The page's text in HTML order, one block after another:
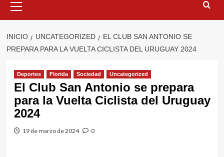
primario
INICIO UNCATEGORIZED
EL CLUB SAN ANTONIO SE
PREPARA PARA LA VUELTA CICLISTA DEL URUGUAY 2024
Deportes Florida Sociedad Uncategorized
El Club San Antonio se prepara
para la Vuelta Ciclista del Uruguay
2024
19 de marzo de 2024 0